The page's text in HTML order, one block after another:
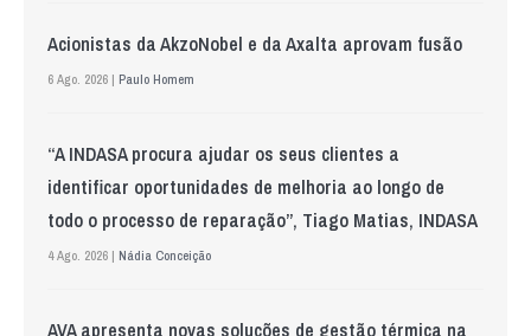
Acionistas da AkzoNobel e da Axalta aprovam fusão
6 Ago. 2026 | Paulo Homem
“A INDASA procura ajudar os seus clientes a
identificar oportunidades de melhoria ao longo de
todo o processo de reparação”, Tiago Matias, INDASA
4 Ago. 2026 | Nádia Conceição
AVA apresenta novas soluções de gestão térmica na